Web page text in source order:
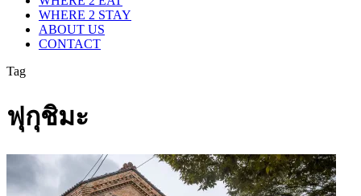
WHERE 2 STAY
ABOUT US
CONTACT
Tag
ฟุกุชิมะ